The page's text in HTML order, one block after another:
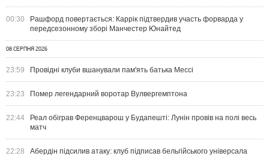
00:30
Рашфорд повертається: Каррік підтвердив участь форварда у
передсезонному зборі Манчестер Юнайтед
08 СЕРПНЯ 2026
23:59 Провідні клуби вшанували пам'ять батька Мессі
23:23 Помер легендарний воротар Вулвергемптона
22:44
Реал обіграв Ференцварош у Будапешті: Лунін провів на полі весь
матч
22:28 Абердін підсилив атаку: клуб підписав бельгійського універсала